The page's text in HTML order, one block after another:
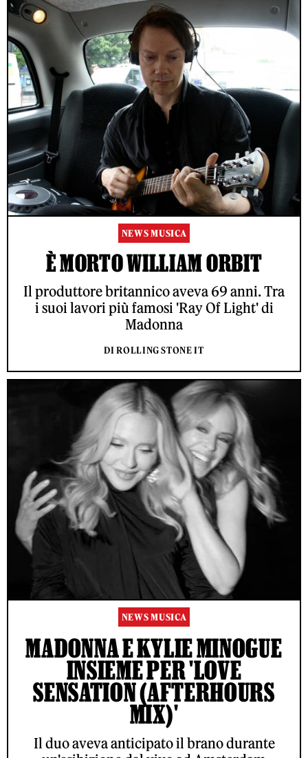
NEWS MUSICA
È MORTO WILLIAM ORBIT
Il produttore britannico aveva 69 anni. Tra
i suoi lavori più famosi 'Ray Of Light' di
Madonna
DI ROLLING STONE IT
NEWS MUSICA
MADONNA E KYLIE MINOGUE
INSIEME PER 'LOVE
SENSATION (AFTERHOURS
MIX)'
Il duo aveva anticipato il brano durante